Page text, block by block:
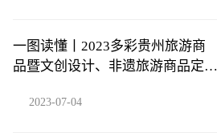
一图读懂丨2023多彩贵州旅游商
品暨文创设计、非遗旅游商品定制
2023-07-04